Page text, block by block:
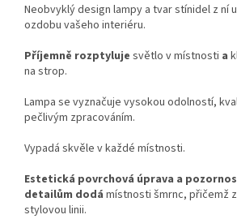
Neobvyklý design lampy a tvar stínidel z ní
ozdobu vašeho interiéru.
Příjemně rozptyluje světlo v místnosti a
na strop.
Lampa se vyznačuje vysokou odolností,
pečlivým zpracováním.
Vypadá skvěle v každé místnosti.
Estetická povrchová úprava a
detailům dodá místnosti šmrnc, přičemž
stylovou linii.